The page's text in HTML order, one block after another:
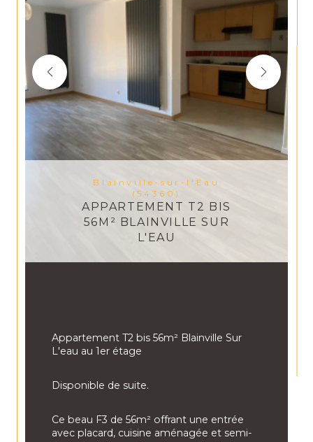
Blainville-sur-l'Eau
(54360)
APPARTEMENT T2 BIS
56M² BLAINVILLE SUR
L'EAU
Appartement T2 bis 56m² Blainville Sur
L'eau au 1er étage
Disponible de suite.
Ce beau F3 de 56m² offrant une entrée
avec placard, cuisine aménagée et semi-